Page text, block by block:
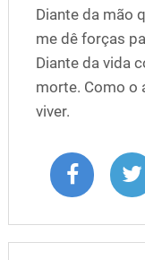
Diante da mão
me dê forças
Diante da vida
morte. Como o
viver.